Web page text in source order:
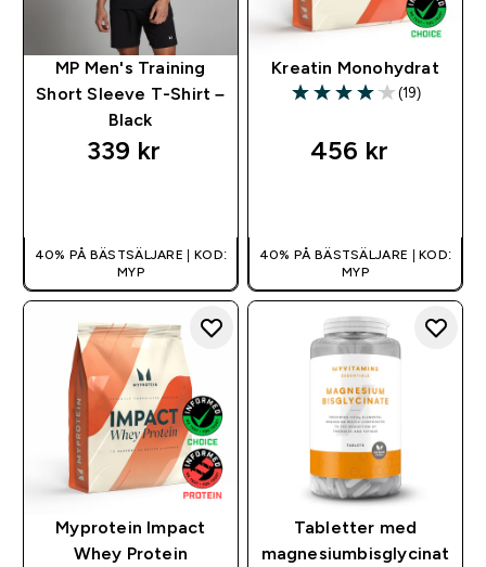
MP Men's Training
Short Sleeve T-Shirt –
Black
339 kr‎
40% PÅ BÄSTSÄLJARE | KOD:
MYP
Kreatin Monohydrat
4.05 out of 5 stars
(19)
456 kr‎
40% PÅ BÄSTSÄLJARE | KOD:
MYP
Myprotein Impact
Whey Protein
Tabletter med
magnesiumbisglycinat